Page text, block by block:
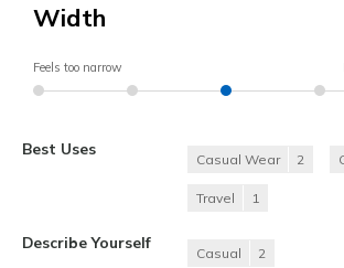
Width
Feels too narrow
Best Uses
Casual Wear 2
Travel 1
Describe Yourself
Casual 2